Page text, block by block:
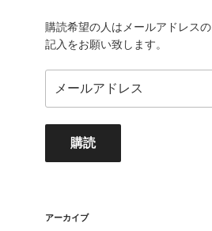
購読希望の人はメールアドレスの
記入をお願い致します。
ア
レ
購読
アーカイブ